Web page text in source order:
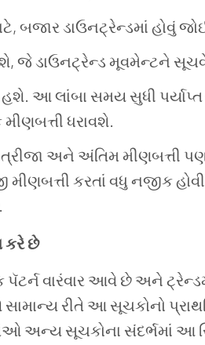
, બજાર ડાઉનટ્રેન્ડમાં હોવું
, જે ડાઉનટ્રેન્ડમૂવમેન્ટને
હશે. આલાંબા સમય સુધી પર્યાપ્ત
મીણબત્તી ધરાવશે.
ત્રીજા અને અંતિમમીણબત્તી
મીણબત્તી કરતાં વધુ નજીકહોવી
.
કરેછે
પૅટર્નવારંવાર આવે છે અને
સામાન્ય રીતે આ સૂચકોનો
અન્ય સૂચકોના સંદર્ભમાં આ